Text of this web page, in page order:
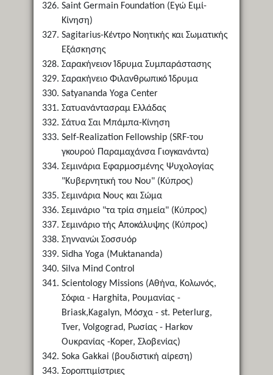
Saint Germain Foundation (Εγώ Ειμί-
Κίνηση)
Sagitarius-Κέντρο Νοητικής και Σωματικής
Εξάσκησης
Σαρακήνειον Ίδρυμα Συμπαράστασης
Σαρακήνειο Φιλανθρωπικό Ίδρυμα
Satyananda Yoga Center
Σατυανάντασραμ Ελλάδας
Σάτυα Σαι Μπάμπα-Κίνηση
Self-Realization Fellowship (SRF-του
γκουρού Παραμαχάνσα Γιογκανάντα)
Σεμινάρια Εφαρμοσμένης Ψυχολογίας
"Κυβερνητική του Νου" (Κύπρος)
Σεμινάρια Νους και Σώμα
Σεμινάριο "τα τρία σημεία" (Κύπρος)
Σεμινάριο τής Αποκάλυψης (Κύπρος)
Σηννανώι Σοσσυόρ
Sidha Yoga (Muktananda)
Silva Mind Control
Scientology Missions (Αθήνα, Κολωνός,
Σόφια - Harghita, Ρουμανίας -
Briask,Kagalyn, Μόσχα - st. Peterlurg,
Tver, Volgograd, Ρωσίας - Harkov
Ουκρανίας -Koper, Σλοβενίας)
Soka Gakkai (βουδιστική αίρεση)
Σοροπτιμίστριες